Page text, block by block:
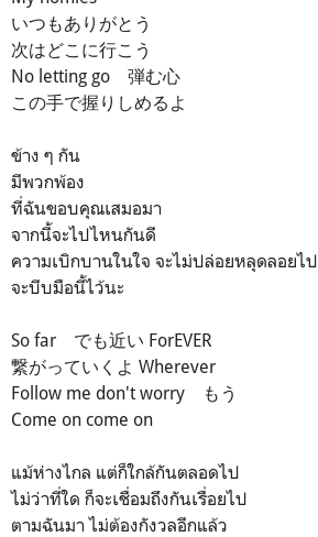
いつもありがとう
次はどこに行こう
No letting go 弾む心
この手で握りしめるよ
ข้าง ๆ กัน
มีพวกพ้อง
ที่ฉันขอบคุณเสมอมา
จากนี้จะไปไหนกันดี
ความเบิกบานในใจ จะไม่ปล่อยหลุดลอยไป
จะบีบมือนี้ไว้นะ
So far でも近い ForEVER
繋がっていくよ Wherever
Follow me don't worry もう
Come on come on
แม้ห่างไกล แต่ก็ใกล้กันตลอดไป
ไม่ว่าที่ใด ก็จะเชื่อมถึงกันเรื่อยไป
ตามฉันมา ไม่ต้องกังวลอีกแล้ว